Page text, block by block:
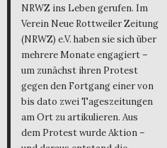
NRWZ ins Leben gerufen. Im
Verein Neue Rottweiler Zeitung
(NRWZ) e.V. haben sie sich über
mehrere Monate engagiert –
um zunächst ihren Protest
gegen den Fortgang einer von
bis dato zwei Tageszeitungen
am Ort zu artikulieren. Aus
dem Protest wurde Aktion –